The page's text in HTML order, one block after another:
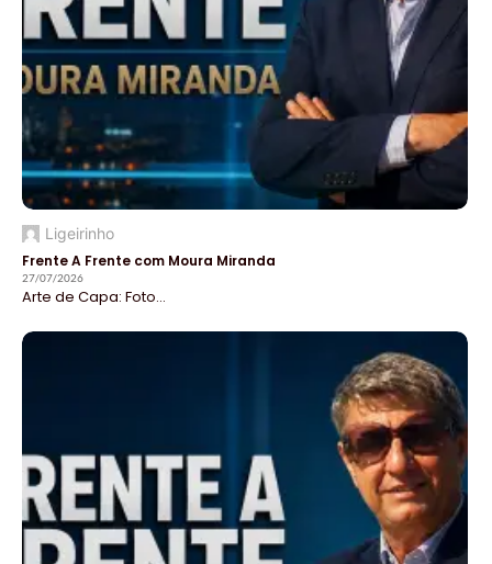
Ligeirinho
Frente A Frente com Moura Miranda
27/07/2026
Arte de Capa: Foto...